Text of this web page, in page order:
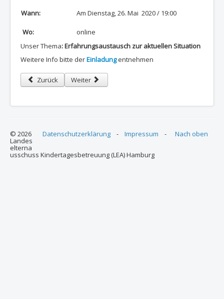
Wann: Am Dienstag, 26. Mai 2020 / 19:00
Wo:
online
Unser Thema: Erfahrungsaustausch zur aktuellen Situation
Weitere Info bitte derEinladungentnehmen
Vorheriger Beitrag: Das war der Tag der Kinderbetreuung 2020
Zurück Nächster Beitrag: 11.05.2020 - Tag der
Weiter
Nach oben
Datenschutzerklärung - Impressum -
© 2026
Landes
elterna
usschuss Kindertagesbetreuung (LEA) Hamburg